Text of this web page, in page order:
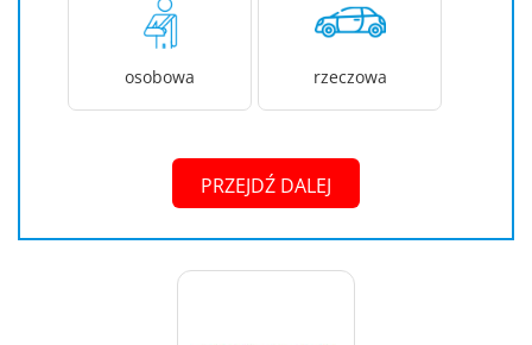
osobowa rzeczowa
PRZEJDŹ DALEJ